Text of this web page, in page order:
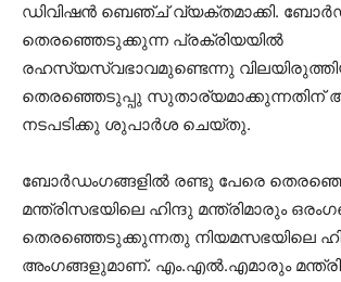
ഡിവിഷന്‍ ബെഞ്ച്‌ വ്യക്‌തമാക്കി.
തെരഞ്ഞെടുക്കുന്ന പ്രക്രിയയില്‍
രഹസ്യസ്വഭാവമുണ്ടെന്നു
തെരഞ്ഞെടുപ്പു
നടപടിക്കു ശുപാർശ ചെയ്‌തു.
ബോര്‍ഡംഗങ്ങളില്‍ രണ്ടു പേരെ
മന്ത്രിസഭയിലെ ഹിന്ദു മന്ത്രിമാരും
തെരഞ്ഞെടുക്കുന്നതു നിയമസഭയിലെ
അംഗങ്ങളുമാണ്‌. എം.എല്‍.എമാരും